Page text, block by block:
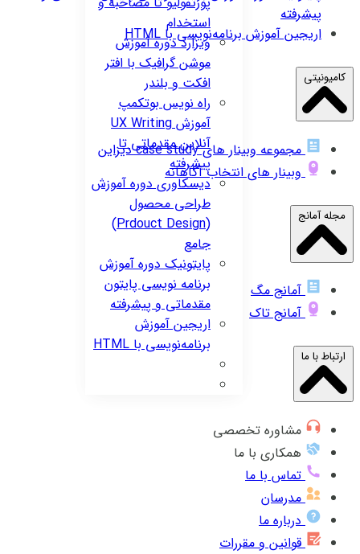
استخدام
ویزارددوره آموزش
موشن گرافیک با افتر
افکت و بلندر
راه نویسبوتکمپ
آموزش UX Writing
آنلاین مقدماتی تا
پیشرفته
دیسکاوریدوره آموزش
طراحی محصول
(Prdouct Design)
جامع
پایتونیکدوره آموزش
برنامه نویسی پایتون
مقدماتی و پیشرفته
اریجینآموزش
برنامه‌نویسی با HTML
پیشرفته
اریجینآموزش برنامه‌نویسی با HTML
کامیونیتی
مجموعه وبینار های case study دیزاین
وبینار های انتخاب آگاهانه
مجله آمانج
آمانج مگ
آمانج تاک
ارتباط با ما
مشاوره تخصصی
همکاری با ما
تماس با ما
مدرسان
درباره ما
قوانین و مقررات